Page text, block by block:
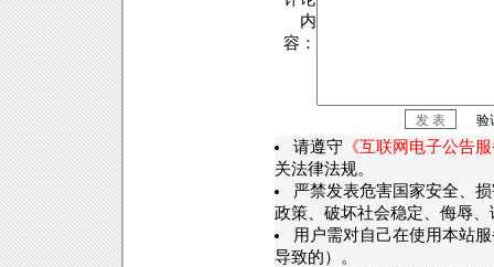
内
容：
验
请遵守 《互联网电子公告
关法律法规。
严禁发表危害国家安全、
政策、破坏社会稳定、侮辱
用户需对自己在使用本站
导致的）。